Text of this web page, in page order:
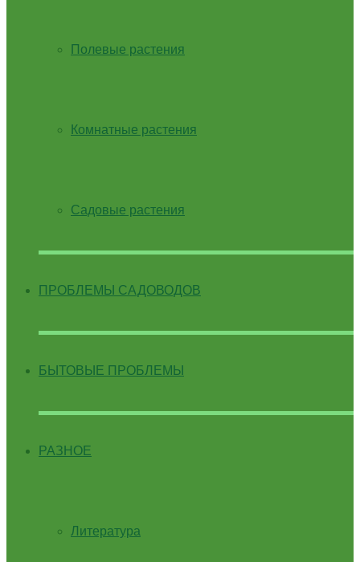
Полевые растения
Комнатные растения
Садовые растения
ПРОБЛЕМЫ САДОВОДОВ
БЫТОВЫЕ ПРОБЛЕМЫ
РАЗНОЕ
Литература